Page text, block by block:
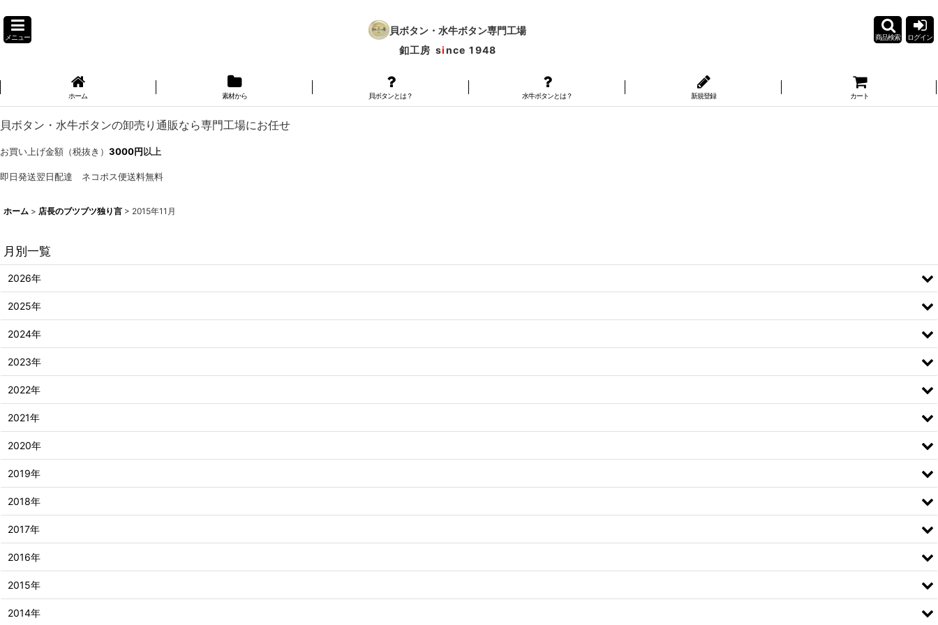
メニュー
貝ボタン・水牛ボタン専門工場
釦工房 since 1948
商品検索 ログイン
ホーム 素材から 貝ボタンとは？ 水牛ボタンとは？ 新規登録 カート
貝ボタン・水牛ボタンの卸売り通販なら専門工場にお任せ
お買い上げ金額（税抜き） 3000円以上
即日発送翌日配達 ネコポス便送料無料
ホーム > 店長のブツブツ独り言 > 2015年11月
月別一覧
2026年
2025年
2024年
2023年
2022年
2021年
2020年
2019年
2018年
2017年
2016年
2015年
2014年